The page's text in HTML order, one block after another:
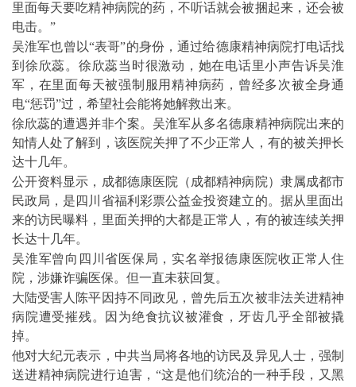
里面每天要吃精神病院的药，不听话就会被捆起来，还会被
电击。”
吴淮军也曾以“表哥”的身份，通过给德康精神病院打电话找
到徐欣蕊。徐欣蕊当时很激动，她在电话里小声告诉吴淮
军，在里面每天被强制服用精神病药，曾经多次被全身通
电“惩罚”过，希望社会能将她解救出来。
徐欣蕊的遭遇并非个案。吴淮军从多名德康精神病院出来的
知情人处了解到，该医院关押了不少正常人，有的被关押长
达十几年。
公开资料显示，成都德康医院（成都精神病院）隶属成都市
民政局，是四川省福利彩票公益金投资建立的。据从里面出
来的访民曝料，里面关押的大都是正常人，有的被连续关押
长达十几年。
吴淮军曾向四川省医保局，实名举报德康医院收正常人住
院，涉嫌诈骗医保。但一直未获回复。
大陆受害人陈平因持不同政见，曾先后五次被非法关进精神
病院遭受摧残。因为绝食抗议被灌食，牙齿几乎全部被撬
掉。
他对大纪元表示，中共当局将各地的访民及异见人士，强制
送进精神病院进行迫害，“这是他们统治的一种手段，又黑